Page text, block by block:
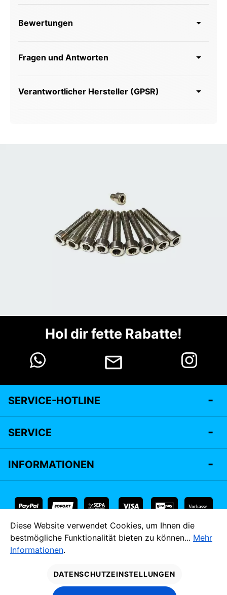
Bewertungen
Fragen und Antworten
Verantwortlicher Hersteller (GPSR)
Hol dir fette Rabatte!
SERVICE-HOTLINE
SERVICE
INFORMATIONEN
Vorkasse
* Alle Preise inkl. gesetzl. Mehrwertsteuer zzgl.
Versandkosten
und ggf. Nachnahmegebühren, wenn nicht anders angegeben.
MADE IM
Diese Website verwendet Cookies, um Ihnen die
bestmögliche Funktionalität bieten zu können... Mehr
Informationen.
DATENSCHUTZEINSTELLUNGEN